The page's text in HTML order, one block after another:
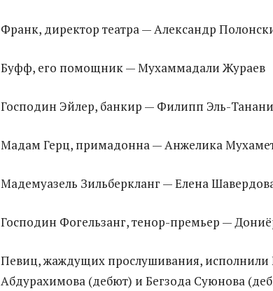
Франк, директор театра — Александр
Буфф, его помощник — Мухаммадали Жураев
Господин Эйлер, банкир — Филипп Эль-Танани
Мадам Герц, примадонна — Анжелика
Мадемуазель Зильберкланг — Елена
Господин Фогельзанг, тенор-премьер —
Певиц, жаждущих прослушивания, исполнили
Абдурахимова (дебют) и Бегзода Суюнова